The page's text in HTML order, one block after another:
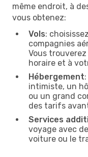
même endroit, à
vous obtenez:
Vols:
compagnies
Vous
horaire et à
Hébergement
intimiste, un
ou un grand
des tarifs
Services
voyage avec
voiture ou le